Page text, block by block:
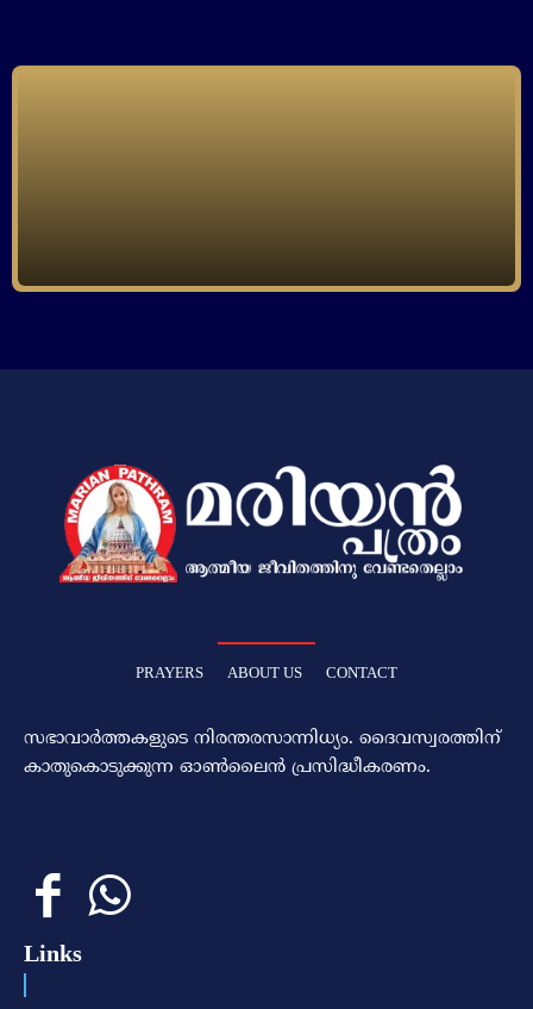
PRAYERS ABOUT US CONTACT
സഭാവാര്‍ത്തകളുടെ നിരന്തരസാന്നിധ്യം. ദൈവസ്വരത്തിന്‌
കാതുകൊടുക്കുന്ന ഓണ്‍ലൈന്‍ പ്രസിദ്ധീകരണം.
Links